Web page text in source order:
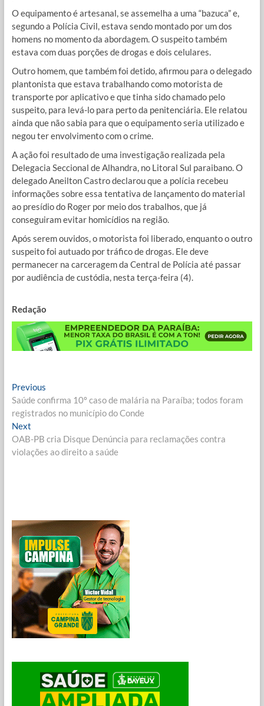
O equipamento é artesanal, se assemelha a uma “bazuca” e,
segundo a Polícia Civil, estava sendo montado por um dos
homens no momento da abordagem. O suspeito também
estava com duas porções de drogas e dois celulares.
Outro homem, que também foi detido, afirmou para o delegado
plantonista que estava trabalhando como motorista de
transporte por aplicativo e que tinha sido chamado pelo
suspeito, para levá-lo para perto da penitenciária. Ele relatou
ainda que não sabia para que o equipamento seria utilizado e
negou ter envolvimento com o crime.
A ação foi resultado de uma investigação realizada pela
Delegacia Seccional de Alhandra, no Litoral Sul paraibano. O
delegado Aneilton Castro declarou que a polícia recebeu
informações sobre essa tentativa de lançamento do material
ao presídio do Roger por meio dos trabalhos, que já
conseguiram evitar homicídios na região.
Após serem ouvidos, o motorista foi liberado, enquanto o outro
suspeito foi autuado por tráfico de drogas. Ele deve
permanecer na carceragem da Central de Polícia até passar
por audiência de custódia, nesta terça-feira (4).
Redação
Navegação
de
Post
PreviousPrevious
post:
Saúde confirma 10º caso de malária na Paraíba; todos foram
registrados no município do Conde
NextNext
post:
OAB-PB cria Disque Denúncia para reclamações contra
violações ao direito a saúde